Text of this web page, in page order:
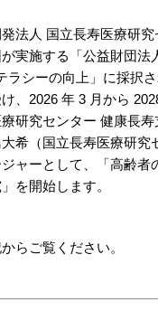
法人 国立長寿医療研
実施する「公益財団
ラシーの向上」に採択さ
、2026 年 3 月から
研究センター 健康長
希（国立長寿医療研
ャーとして、「高齢
を開始します。
らご覧ください。